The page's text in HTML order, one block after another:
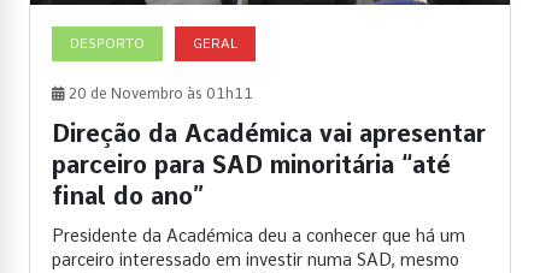
DESPORTO GERAL
20 de Novembro às 01h11
Direção da Académica vai apresentar
parceiro para SAD minoritária “até
final do ano”
Presidente da Académica deu a conhecer que há um
parceiro interessado em investir numa SAD, mesmo